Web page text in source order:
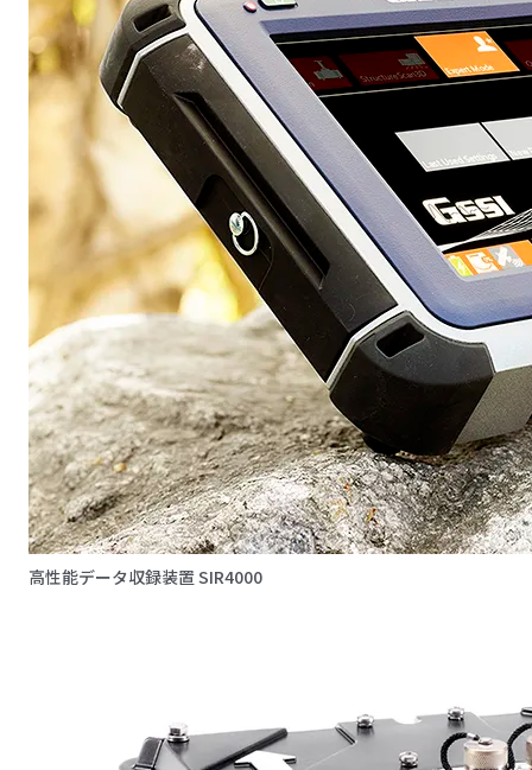
高性能データ収録装置 SIR4000